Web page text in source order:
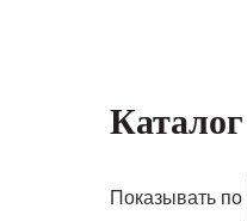
Каталог
Показывать по